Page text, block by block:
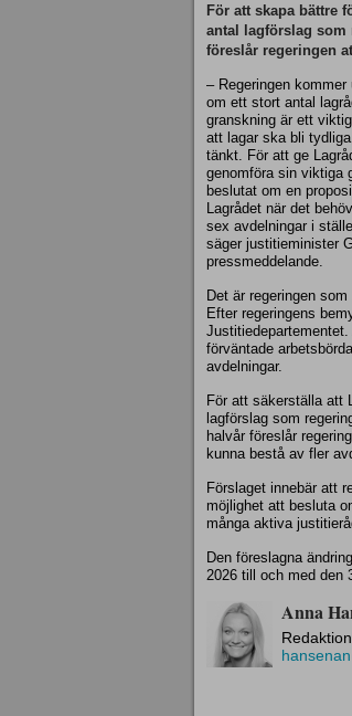
För att skapa bättre
antal lagförslag som
föreslår regeringen
– Regeringen
om ett stort antal
granskning är ett
att lagar ska bli
tänkt. För att ge
genomföra sin viktiga
beslutat om en
Lagrådet när det
sex avdelningar i
säger justitieminister
pressmeddelande.
Det är regeringen
Efter regeringens
förväntade
avdelningar.
För att säkerställa att
lagförslag som
halvår föreslår
kunna bestå av fler
Förslaget innebär att
möjlighet att besluta
många aktiva
Den föreslagna
2026 till och med den
Anna